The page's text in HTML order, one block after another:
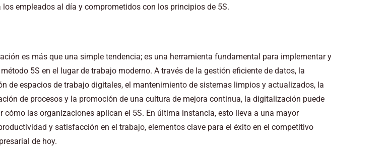
los empleados al día y comprometidos con los principios de 5S.
es más que una simple tendencia; es una herramienta fundamental para implementar y
5S en el lugar de trabajo moderno. A través de la gestión eficiente de datos, la
de espacios de trabajo digitales, el mantenimiento de sistemas limpios y actualizados, la
de procesos y la promoción de una cultura de mejora continua, la digitalización puede
cómo las organizaciones aplican el 5S. En última instancia, esto lleva a una mayor
y satisfacción en el trabajo, elementos clave para el éxito en el competitivo
de hoy.